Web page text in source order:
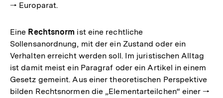
🠒 Europarat.
Eine Rechtsnorm ist eine rechtliche
Sollensanordnung, mit der ein Zustand oder ein
Verhalten erreicht werden soll. Im juristischen Alltag
ist damit meist ein Paragraf oder ein Artikel in einem
Gesetz gemeint. Aus einer theoretischen Perspektive
bilden Rechtsnormen die „Elementarteilchen“ einer 🠒